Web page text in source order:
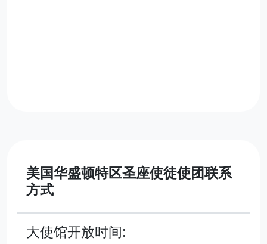
美国华盛顿特区圣座使徒使团联系
方式
大使馆开放时间: